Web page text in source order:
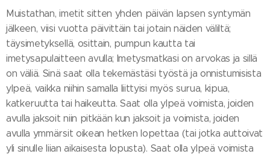
Muistathan, imetit sitten yhden päivän lapsen syntymän
jälkeen, viisi vuotta päivittäin tai jotain näiden väliltä;
täysimetyksellä, osittain, pumpun kautta tai
imetysapulaitteen avulla; Imetysmatkasi on arvokas ja sillä
on väliä. Sinä saat olla tekemästäsi työstä ja onnistumisista
ylpeä, vaikka niihin samalla liittyisi myös surua, kipua,
katkeruutta tai haikeutta. Saat olla ylpeä voimista, joiden
avulla jaksoit niin pitkään kun jaksoit ja voimista, joiden
avulla ymmärsit oikean hetken lopettaa (tai jotka auttoivat
yli sinulle liian aikaisesta lopusta). Saat olla ylpeä voimista